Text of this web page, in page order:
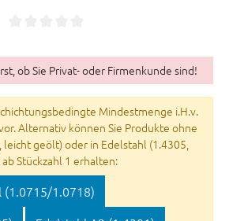
ob Sie Privat- oder Firmenkunde sind!
Mindestmenge i.H.v.
Alternativ können Sie Produkte ohne
leicht geölt) oder in Edelstahl (1.4305,
Stückzahl 1 erhalten:
1.0718)